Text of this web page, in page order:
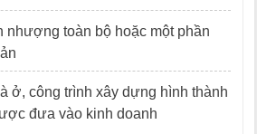
nhượng toàn bộ hoặc một phần
ở, công trình xây dựng hình thành
đưa vào kinh doanh